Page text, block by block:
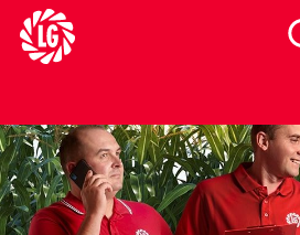
Limagrain europejski lider w produkcji